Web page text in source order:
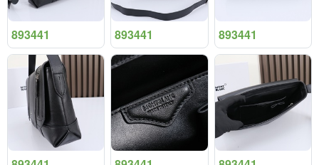
893441 893441 893441